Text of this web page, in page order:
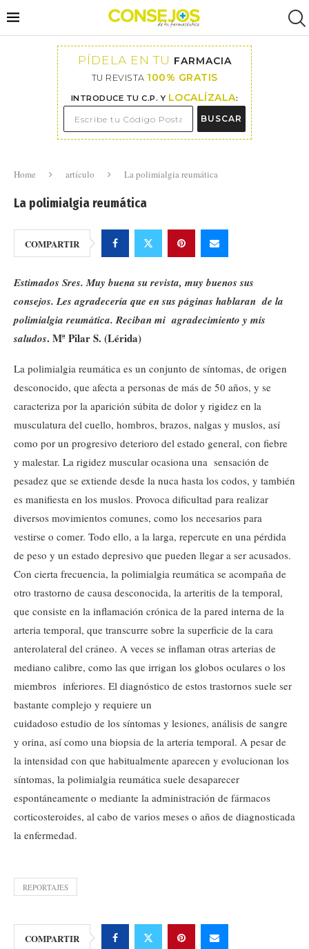
PÍDELA EN TU FARMACIA
TU REVISTA 100% GRATIS
INTRODUCE TU C.P. Y LOCALÍZALA:
BUSCAR
Home artículo La polimialgia reumática
La polimialgia reumática
COMPARTIR
Estimados Sres. Muy buena su revista, muy buenos sus
consejos. Les agradecería que en sus páginas hablaran de la
polimialgia reumática. Reciban mi agradecimiento y mis
saludos. Mª Pilar S. (Lérida)
La polimialgia reumática es un conjunto de síntomas, de origen
desconocido, que afecta a personas de más de 50 años, y se
caracteriza por la aparición súbita de dolor y rigidez en la
musculatura del cuello, hombros, brazos, nalgas y muslos, así
como por un progresivo deterioro del estado general, con fiebre
y malestar. La rigidez muscular ocasiona una sensación de
pesadez que se extiende desde la nuca hasta los codos, y también
es manifiesta en los muslos. Provoca dificultad para realizar
diversos movimientos comunes, como los necesarios para
vestirse o comer. Todo ello, a la larga, repercute en una pérdida
de peso y un estado depresivo que pueden llegar a ser acusados.
Con cierta frecuencia, la polimialgia reumática se acompaña de
otro trastorno de causa desconocida, la arteritis de la temporal,
que consiste en la inflamación crónica de la pared interna de la
arteria temporal, que transcurre sobre la superficie de la cara
anterolateral del cráneo. A veces se inflaman otras arterias de
mediano calibre, como las que irrigan los globos oculares o los
miembros inferiores. El diagnóstico de estos trastornos suele ser
bastante complejo y requiere un
cuidadoso estudio de los síntomas y lesiones, análisis de sangre
y orina, así como una biopsia de la arteria temporal. A pesar de
la intensidad con que habitualmente aparecen y evolucionan los
síntomas, la polimialgia reumática suele desaparecer
espontáneamente o mediante la administración de fármacos
corticosteroides, al cabo de varios meses o años de diagnosticada
la enfermedad.
REPORTAJES
COMPARTIR